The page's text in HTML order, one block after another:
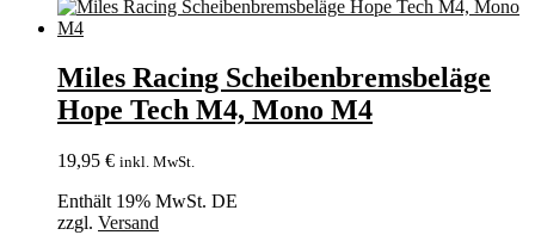
Miles Racing Scheibenbremsbeläge
Hope Tech M4, Mono M4
19,95 € inkl. MwSt.
Enthält 19% MwSt. DE
zzgl. Versand